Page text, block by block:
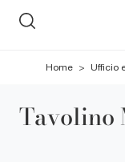
Home > Ufficio
Tavolino